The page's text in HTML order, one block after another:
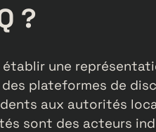
?
une
plateformes de
aux autorités
sont des acteurs